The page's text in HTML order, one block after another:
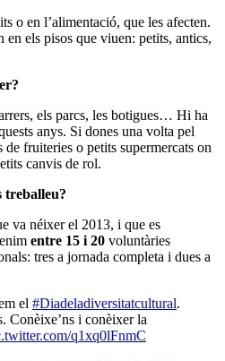
o en l’alimentació, que les afecten.
en els pisos que viuen: petits, antics,
els parcs, les botigues… Hi ha
anys. Si dones una volta pel
fruiteries o petits supermercats on
canvis de rol.
treballeu?
va néixer el 2013, i que es
entre 15 i 20 voluntàries
tres a jornada completa i dues a
el #Diadeladiversitatcultural.
Conèixe’ns i conèixer la
q1xq0lFnmC